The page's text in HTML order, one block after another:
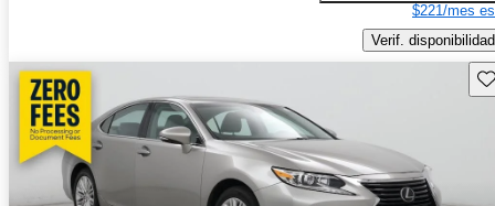
$221/mes
Verif. disponibilidad